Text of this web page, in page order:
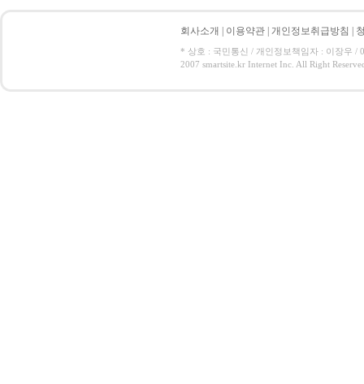
회사소개 이용약관 개인정보취급방침
* 상호 : 국민통신 / 개인정보책임자 : 이장우 /
2007 smartsite.kr Internet Inc. All Right